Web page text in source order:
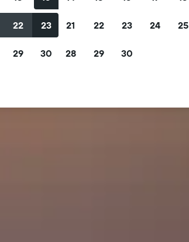
22 23
29 30
21 22 23 24 25
28 29 30